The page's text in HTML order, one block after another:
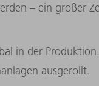
– ein großer
in der
ausgerollt.